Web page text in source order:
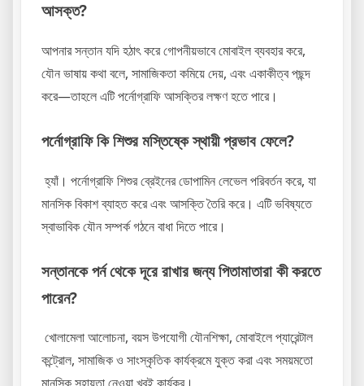
আসক্ত?
আপনার সন্তান যদি হঠাৎ করে গোপনীয়ভাবে মোবাইল ব্যবহার করে,
যৌন ভাষায় কথা বলে, সামাজিকতা কমিয়ে দেয়, এবং একাকীত্ব পছন্দ
করে—তাহলে এটি পর্নোগ্রাফি আসক্তির লক্ষণ হতে পারে।
পর্নোগ্রাফি কি শিশুর মস্তিষ্কে স্থায়ী প্রভাব ফেলে?
হ্যাঁ। পর্নোগ্রাফি শিশুর ব্রেইনের ডোপামিন লেভেল পরিবর্তন করে, যা
মানসিক বিকাশ ব্যাহত করে এবং আসক্তি তৈরি করে। এটি ভবিষ্যতে
স্বাভাবিক যৌন সম্পর্ক গঠনে বাধা দিতে পারে।
সন্তানকে পর্ন থেকে দূরে রাখার জন্য পিতামাতারা কী করতে
পারেন?
খোলামেলা আলোচনা, বয়স উপযোগী যৌনশিক্ষা, মোবাইলে প্যারেন্টাল
কন্ট্রোল, সামাজিক ও সাংস্কৃতিক কার্যক্রমে যুক্ত করা এবং সময়মতো